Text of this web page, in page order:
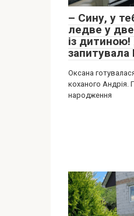
– Сину, у
ледве у
із дитиною!
запитувала
Оксана
коханого Андрія.
народження